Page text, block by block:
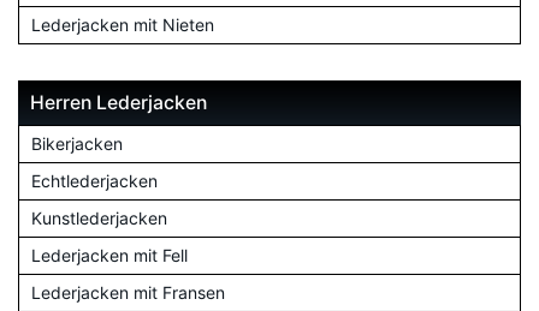
Lederjacken mit Nieten
Herren Lederjacken
Bikerjacken
Echtlederjacken
Kunstlederjacken
Lederjacken mit Fell
Lederjacken mit Fransen